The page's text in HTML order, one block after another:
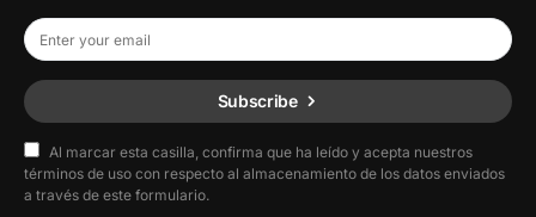
Subscribe
Al marcar esta casilla, confirma que ha leído y acepta nuestros
términos de uso con respecto al almacenamiento de los datos enviados
a través de este formulario.